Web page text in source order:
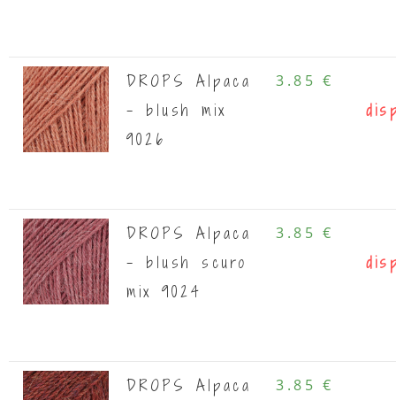
DROPS Alpaca
- blush mix
9026
3.85 €
DROPS Alpaca
- blush scuro
mix 9024
3.85 €
DROPS Alpaca
3.85 €